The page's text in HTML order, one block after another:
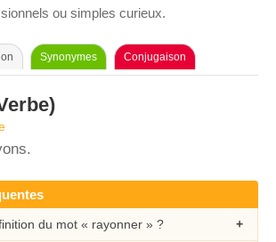
ou simples curieux.
Synonymes Conjugaison
du mot « rayonner » ?